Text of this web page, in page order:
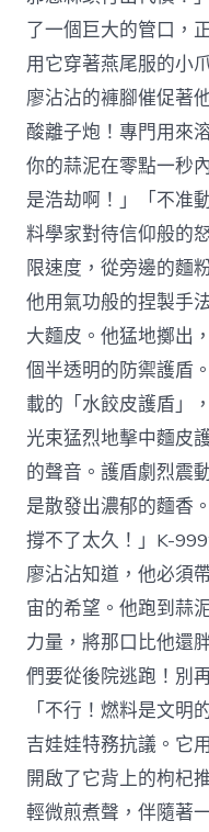
了一個巨大的管口，
用它穿著燕尾服的小
廖沾沾的褲腳催促著
酸離子炮！專門用來
你的蒜泥在零點一秒
是浩劫啊！」「不准
料學家對待信仰般的
限速度，從旁邊的麵
他用氣功般的捏製手
大麵皮。他猛地擲出
個半透明的防禦護盾
載的「水餃皮護盾」
光束猛烈地擊中麵皮
的聲音。護盾劇烈震
是散發出濃郁的麵香
撐不了太久！」K-
廖沾沾知道，他必須
宙的希望。他跑到蒜
力量，將那口比他還
們要從後院逃跑！別
「不行！燃料是文明
吉娃娃特務抗議。它
開啟了它背上的枸杞
輕微煎煮聲，伴隨著